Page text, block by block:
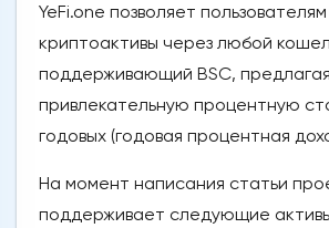
YeFi.one позволяет
криптоактивы через любой
поддерживающий BSC,
привлекательную процентную
годовых (годовая процентная
На момент написания статьи
поддерживает следующие